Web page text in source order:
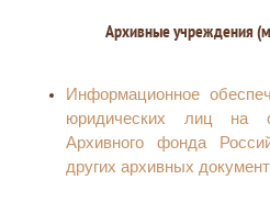
Архивные учреждения
Информационное
юридических лиц на
Архивного фонда
других архивных